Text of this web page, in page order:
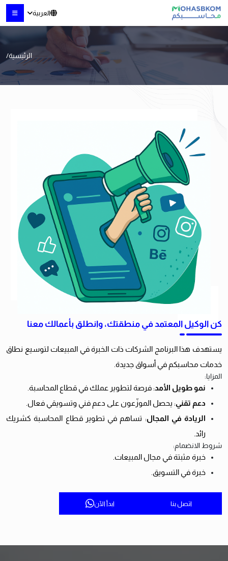
العربية
الرئيسية/
كن الوكيل المعتمد في منطقتك، وانطلق بأعمالك معنا
يستهدف هذا البرنامج الشركات ذات الخبرة في المبيعات لتوسيع نطاق
خدمات محاسبكم في أسواق جديدة.
المزايا:
نمو طويل الأمد: فرصة لتطوير عملك في قطاع المحاسبة.
دعم تقني: يحصل الموزّعون على دعم فني وتسويقي فعال.
الريادة في المجال: تساهم في تطوير قطاع المحاسبة كشريك
رائد.
شروط الانضمام:
خبرة مثبتة في مجال المبيعات.
خبرة في التسويق.
اتصل بنا ابدأ الآن